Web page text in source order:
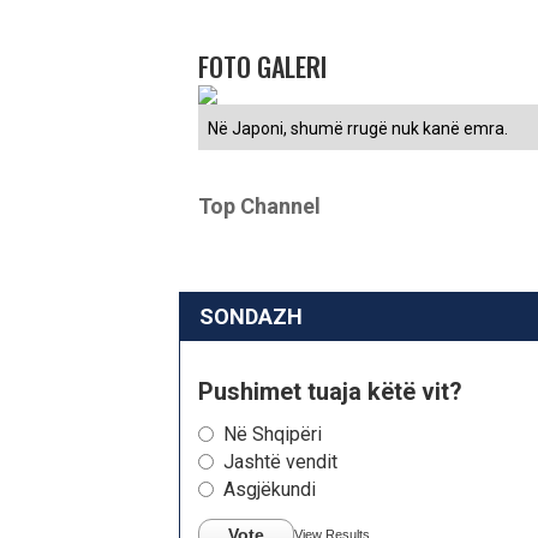
FOTO GALERI
Në Japoni, shumë rrugë nuk kanë emra.
Top Channel
SONDAZH
Pushimet tuaja këtë vit?
Në Shqipëri
Jashtë vendit
Asgjëkundi
View Results